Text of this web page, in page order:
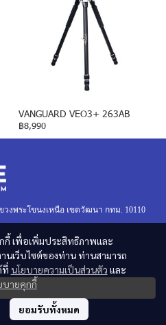
VANGUARD VEO3+ 263AB
฿8,990
กี้ เพื่อเพิ่มประสิทธิภาพและ
นเว็บไซต์ของท่าน ท่านสามารถ
ที่ นโยบายความเป็นส่วนตัว และ
บายคุกกี้
ยอมรับทั้งหมด
งพระโขนงเหนือ เขตวัฒนา กทม. 10110